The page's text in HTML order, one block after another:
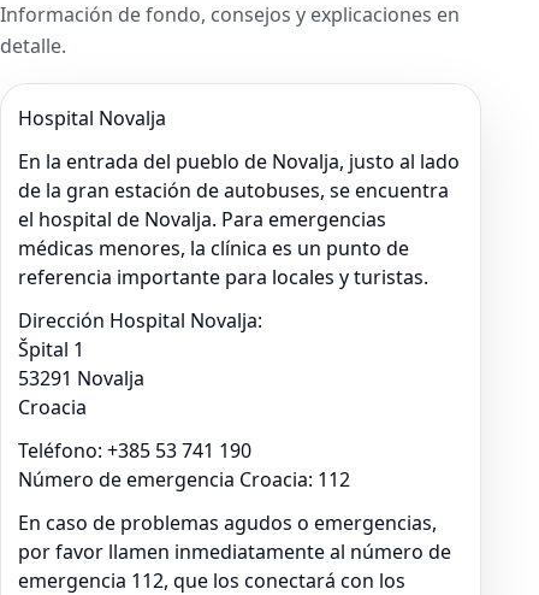
Información de fondo, consejos y explicaciones en
detalle.
Hospital Novalja
En la entrada del pueblo de Novalja, justo al lado
de la gran estación de autobuses, se encuentra
el hospital de Novalja. Para emergencias
médicas menores, la clínica es un punto de
referencia importante para locales y turistas.
Dirección Hospital Novalja:
Špital 1
53291 Novalja
Croacia
Teléfono: +385 53 741 190
Número de emergencia Croacia: 112
En caso de problemas agudos o emergencias,
por favor llamen inmediatamente al número de
emergencia 112, que los conectará con los